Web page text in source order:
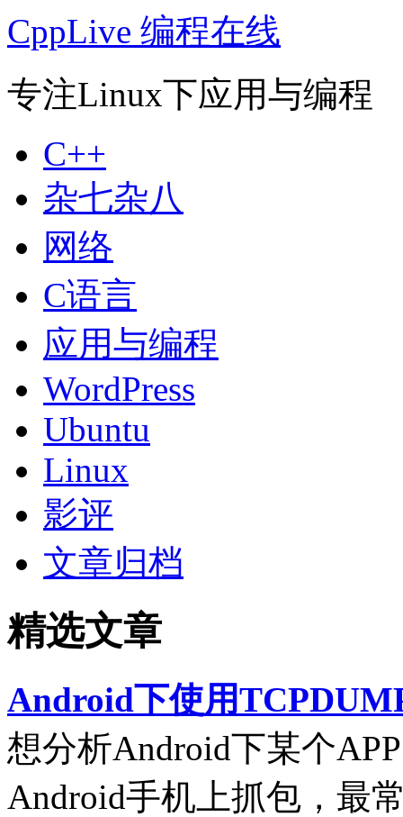
CppLive 编程在线
专注Linux下应用与编程
C++
杂七杂八
网络
C语言
应用与编程
WordPress
Ubuntu
Linux
影评
文章归档
精选文章
Android下使用
想分析Android下某个
Android手机上抓包，最